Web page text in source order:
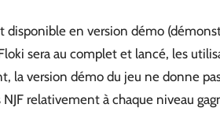
en version démo
sera au complet et lancé, les
la version démo du jeu ne donne
relativement à chaque niveau